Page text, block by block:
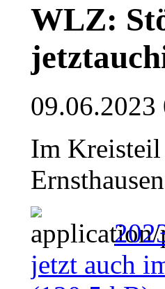
WLZ:
09.06.2023
Im Kreisteil
jetzt auch